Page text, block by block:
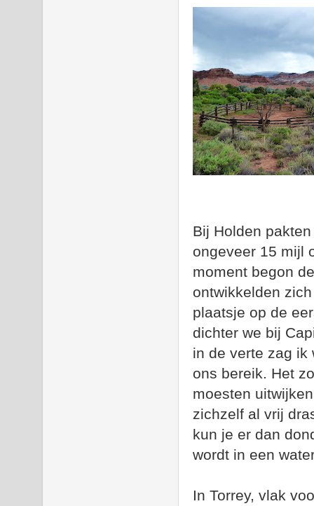
Bij Holden
ongeveer 15 mijl
moment begon
ontwikkelden
plaatsje op de
dichter we bij
in de verte zag ik
ons bereik. Het
moesten
zichzelf al vrij
kun je er dan
wordt in een
In Torrey, vlak